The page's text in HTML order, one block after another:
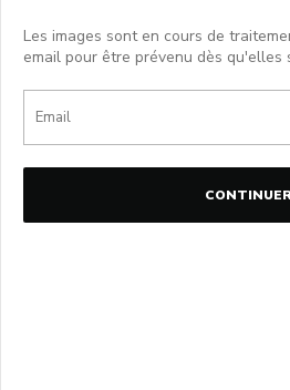
Les images sont en cours de
email pour être prévenu dès qu'elles